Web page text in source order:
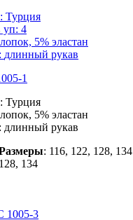
Турция
уп: 4
5% эластан
длинный рукав
1
Турция
5% эластан
длинный рукав
: 116, 122, 128, 134
134